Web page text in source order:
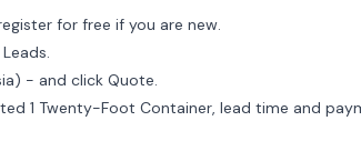
for free if you are new.
- and click Quote.
1 Twenty-Foot Container, lead time and